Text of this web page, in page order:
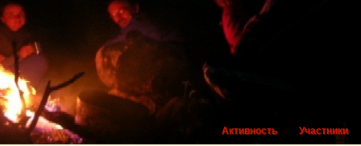
Активность Участники